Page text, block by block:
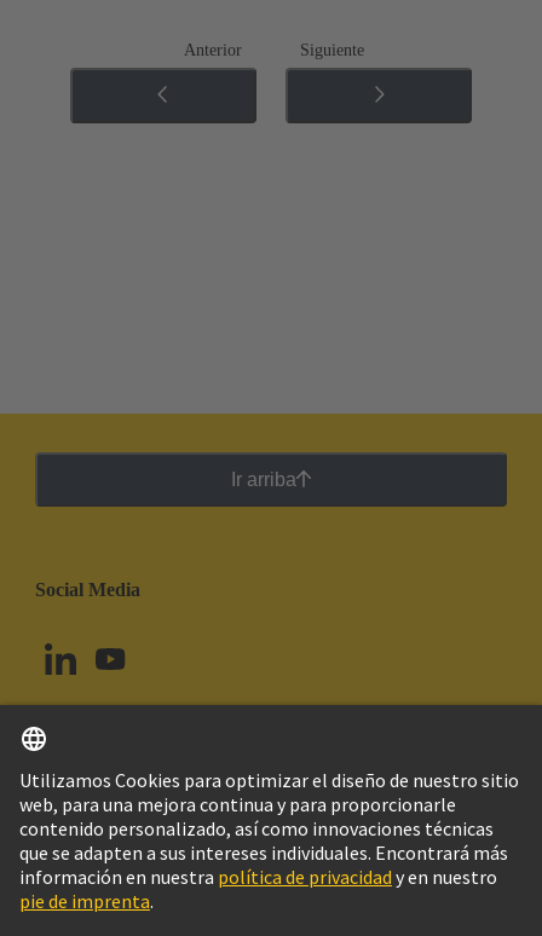
Anterior Siguiente
Ir arriba
Social Media
Uruguay Español
© Grupo Tecnológico HARTING